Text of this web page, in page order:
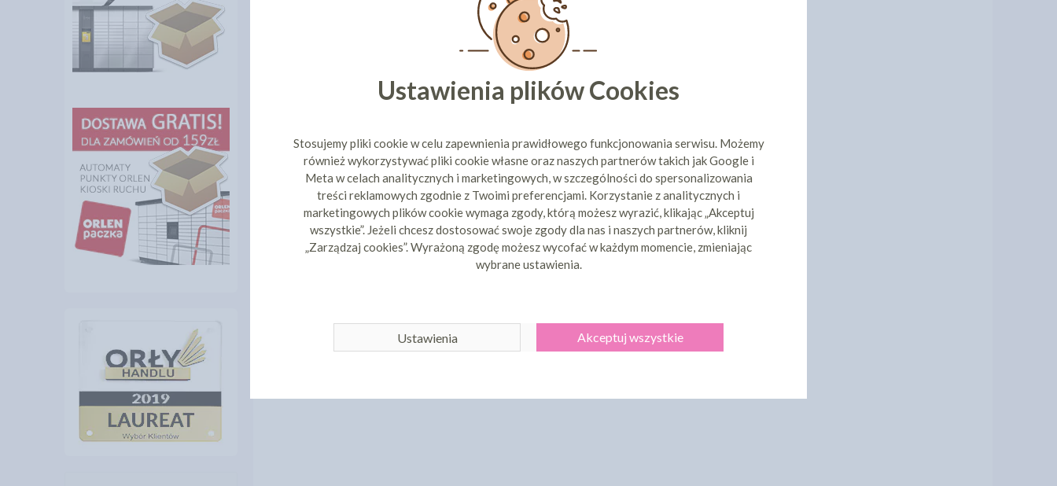
Ustawienia plików Cookies
Stosujemy pliki cookie w celu zapewnienia prawidłowego funkcjonowania serwisu. Możemy
również wykorzystywać pliki cookie własne oraz naszych partnerów takich jak Google i
Meta w celach analitycznych i marketingowych, w szczególności do spersonalizowania
treści reklamowych zgodnie z Twoimi preferencjami. Korzystanie z analitycznych i
marketingowych plików cookie wymaga zgody, którą możesz wyrazić, klikając „Akceptuj
wszystkie”. Jeżeli chcesz dostosować swoje zgody dla nas i naszych partnerów, kliknij
„Zarządzaj cookies”. Wyrażoną zgodę możesz wycofać w każdym momencie, zmieniając
wybrane ustawienia.
Ustawienia Akceptuj wszystkie